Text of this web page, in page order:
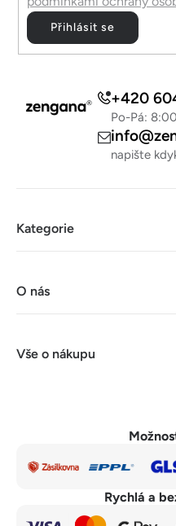
Přihlásit se
+420
Po-Pá:
napište
Kategorie
O nás
Vše o nákupu
Rychlá a